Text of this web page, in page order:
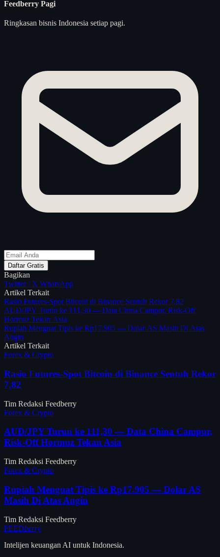
Feedberry Pagi
Ringkasan bisnis Indonesia setiap pagi.
Daftar Gratis
Bagikan
Twitter / X WhatsApp
Artikel Terkait
Rasio Futures-Spot Bitcoin di Binance Sentuh Rekor 7,82
AUD/JPY Turun ke 111,30 — Data China Campur, Risk-Off
Hormuz Tekan Asia
Rupiah Menguat Tipis ke Rp17.905 — Dolar AS Masih Di Atas
Angin
Artikel Terkait
Forex & Crypto
Rasio Futures-Spot Bitcoin di Binance Sentuh Rekor
7,82
Tim Redaksi Feedberry
Forex & Crypto
AUD/JPY Turun ke 111,30 — Data China Campur,
Risk-Off Hormuz Tekan Asia
Tim Redaksi Feedberry
Forex & Crypto
Rupiah Menguat Tipis ke Rp17.905 — Dolar AS
Masih Di Atas Angin
Tim Redaksi Feedberry
FEEDberry
Intelijen keuangan AI untuk Indonesia.